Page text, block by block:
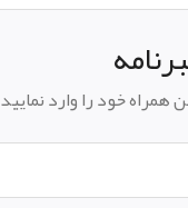
همراه خود را وارد نمایید